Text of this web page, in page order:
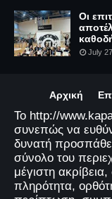
Οι
July
Αρχική
Το http://
συνεπώς να
δυνατή
σύνολο του
μέγιστη
πληρότητα,